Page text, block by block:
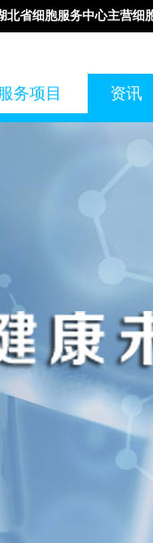
北省细胞服务中心主营细
服务项目 资讯